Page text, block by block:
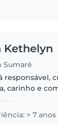
Kethelyn
Sumaré
responsável,
carinho e
higiene e..
> 7 anos